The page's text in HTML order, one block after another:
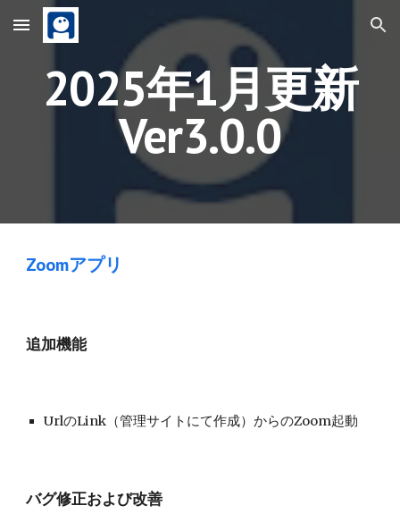
Skip to main content Skip to navigation
2025年1月更新
Ver3.0.0
Zoomアプリ
追加機能
UrlのLink（管理サイトにて作成）からのZoom起動
バグ修正および改善